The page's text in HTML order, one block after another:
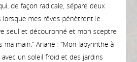
de façon radicale, sépare deux
lorsque mes rêves pénètrent le
seul et découronné et mon sceptre
main.” Ariane : “Mon labyrinthe à
un soleil froid et des jardins